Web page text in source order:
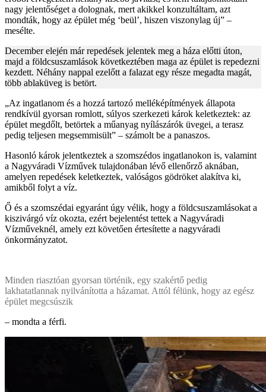
nagy jelentőséget a dolognak, mert akikkel konzultáltam, azt
mondták, hogy az épület még ‘beül’, hiszen viszonylag új” –
mesélte.
December elején már repedések jelentek meg a háza előtti úton,
majd a földcsuszamlások következtében maga az épület is repedezni
kezdett. Néhány nappal ezelőtt a falazat egy része megadta magát,
több ablaküveg is betört.
„Az ingatlanom és a hozzá tartozó melléképítmények állapota
rendkívül gyorsan romlott, súlyos szerkezeti károk keletkeztek: az
épület megdőlt, betörtek a műanyag nyílászárók üvegei, a terasz
pedig teljesen megsemmisült” – számolt be a panaszos.
Hasonló károk jelentkeztek a szomszédos ingatlanokon is, valamint
a Nagyváradi Vízművek tulajdonában lévő ellenőrző aknában,
amelyen repedések keletkeztek, valóságos gödröket alakítva ki,
amikből folyt a víz.
Ő és a szomszédai egyaránt úgy vélik, hogy a földcsuszamlásokat a
kiszivárgó víz okozta, ezért bejelentést tettek a Nagyváradi
Vízműveknél, amely ezt követően értesítette a nagyváradi
önkormányzatot.
Minden riasztóan gyorsan történik, egy szakértő pedig
lakhatatlannak nyilvánította a házamat. Attól félünk, hogy az egész
épület megcsúszik
– mondta a férfi.